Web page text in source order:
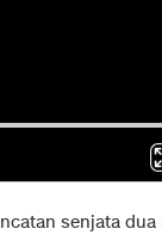
senjata